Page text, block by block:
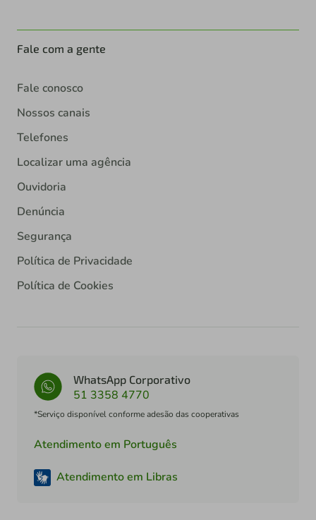
Fale com a gente
Fale conosco
Nossos canais
Telefones
Localizar uma agência
Ouvidoria
Denúncia
Segurança
Política de Privacidade
Política de Cookies
WhatsApp Corporativo
51 3358 4770
*Serviço disponível conforme adesão das cooperativas
Atendimento em Português
Atendimento em Libras